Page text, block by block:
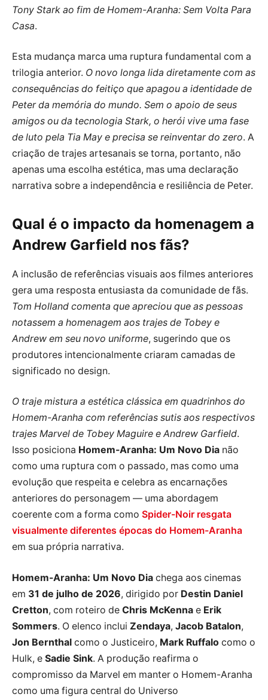
Tony Stark ao fim de Homem-Aranha: Sem Volta Para
Casa.
Esta mudança marca uma ruptura fundamental com a
trilogia anterior. O novo longa lida diretamente com as
consequências do feitiço que apagou a identidade de
Peter da memória do mundo. Sem o apoio de seus
amigos ou da tecnologia Stark, o herói vive uma fase
de luto pela Tia May e precisa se reinventar do zero. A
criação de trajes artesanais se torna, portanto, não
apenas uma escolha estética, mas uma declaração
narrativa sobre a independência e resiliência de Peter.
Qual é o impacto da homenagem a
Andrew Garfield nos fãs?
A inclusão de referências visuais aos filmes anteriores
gera uma resposta entusiasta da comunidade de fãs.
Tom Holland comenta que apreciou que as pessoas
notassem a homenagem aos trajes de Tobey e
Andrew em seu novo uniforme, sugerindo que os
produtores intencionalmente criaram camadas de
significado no design.
O traje mistura a estética clássica em quadrinhos do
Homem-Aranha com referências sutis aos respectivos
trajes Marvel de Tobey Maguire e Andrew Garfield.
Isso posiciona Homem-Aranha: Um Novo Dia não
como uma ruptura com o passado, mas como uma
evolução que respeita e celebra as encarnações
anteriores do personagem — uma abordagem
coerente com a forma como Spider-Noir resgata
visualmente diferentes épocas do Homem-Aranha
em sua própria narrativa.
Homem-Aranha: Um Novo Dia chega aos cinemas
em 31 de julho de 2026, dirigido por Destin Daniel
Cretton, com roteiro de Chris McKenna e Erik
Sommers. O elenco inclui Zendaya, Jacob Batalon,
Jon Bernthal como o Justiceiro, Mark Ruffalo como o
Hulk, e Sadie Sink. A produção reafirma o
compromisso da Marvel em manter o Homem-Aranha
como uma figura central do Universo